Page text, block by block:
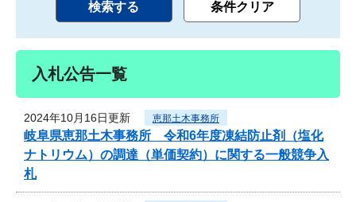
入札公告一覧
2024年10月16日更新 恵那土木事務所
岐阜県恵那土木事務所 令和6年度凍結防止剤（塩化
ナトリウム）の調達（単価契約）に関する一般競争入
札